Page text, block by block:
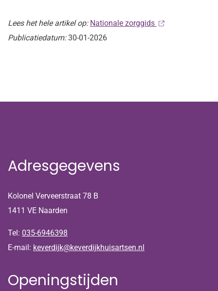
Lees het hele artikel op: Nationale zorggids
Publicatiedatum:30-01-2026
Adresgegevens
Kolonel Verveerstraat 78 B
1411 VE Naarden
Tel: 035-6946398
E-mail: keverdijk@keverdijkhuisartsen.nl
Openingstijden